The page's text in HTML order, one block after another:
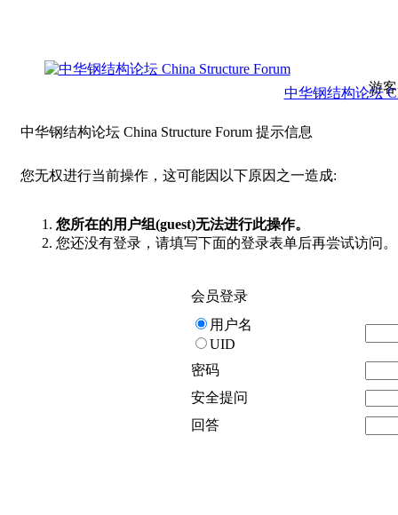
游
中华钢结构论坛
中华钢结构论坛 China Structure Forum 提示信息
您无权进行当前操作，这可能因以下原因之一造成:
您所在的用户组(guest)无法进行此操作。
您还没有登录，请填写下面的登录表单后再尝试访问。
会员登录
用户名
UID
密码
安全提问
回答